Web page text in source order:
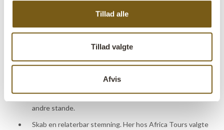
Tillad alle
Tillad valgte
Afvis
Voluminøse bannere med flotte motiver giver blikfang og
sætter en god stemning. I tilfældet med Africa Tours’
messestand valgte vi forskellige farverige billeder af
mennesker og dyr for at skabe en stemning af Afrika.
Lange gardiner og bannere skaber ro, højde og atmosfære
på standen. Vi valgte gardiner i sort hessian, og de gav en
bare et ekstra plus, at de også tager nogle af lydene fra de
andre stande.
Skab en relaterbar stemning. Her hos Africa Tours valgte